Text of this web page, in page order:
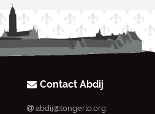
Contact Abdij
abdij@tongerlo.org